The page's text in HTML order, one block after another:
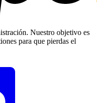
Nuestro objetivo es
para que pierdas el